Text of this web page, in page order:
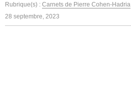
Rubrique(s) : Carnets de Pierre Cohen-Hadria
28 septembre, 2023